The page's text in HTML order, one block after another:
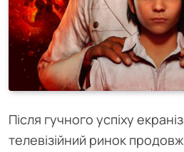
Після гучного успіху
телевізійний ринок